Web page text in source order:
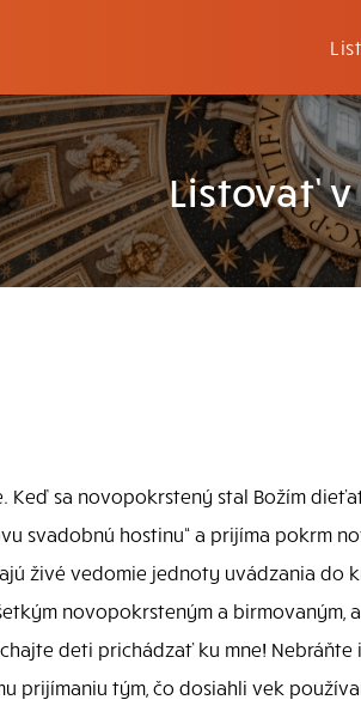
Listovať v
Keď sa novopokrstený stal Božím
svadobnú hostinu“ a prijíma pokrm
živé vedomie jednoty uvádzania do
novopokrsteným a birmovaným,
deti prichádzať ku mne! Nebráňte
prijímaniu tým, čo dosiahli vek